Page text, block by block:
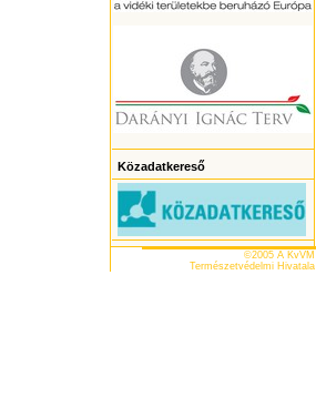
Közadatkereső
©2005 A KvVM
Természetvédelmi Hivatala